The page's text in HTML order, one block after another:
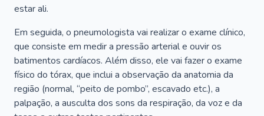
estar ali.
Em seguida, o pneumologista vai realizar o exame clínico,
que consiste em medir a pressão arterial e ouvir os
batimentos cardíacos. Além disso, ele vai fazer o exame
físico do tórax, que inclui a observação da anatomia da
região (normal, “peito de pombo”, escavado etc.), a
palpação, a ausculta dos sons da respiração, da voz e da